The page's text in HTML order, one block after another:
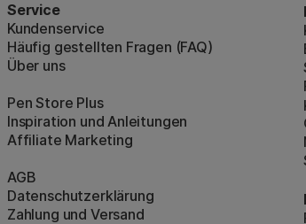
Service
Kundenservice
Häufig gestellten Fragen (FAQ)
Über uns
Pen Store Plus
Inspiration und Anleitungen
Affiliate Marketing
AGB
Datenschutzerklärung
Zahlung und Versand